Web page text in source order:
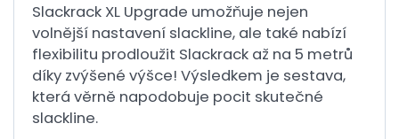
Slackrack XL Upgrade umožňuje nejen
volnější nastavení slackline, ale také nabízí
flexibilitu prodloužit Slackrack až na 5 metrů
díky zvýšené výšce! Výsledkem je sestava,
která věrně napodobuje pocit skutečné
slackline.